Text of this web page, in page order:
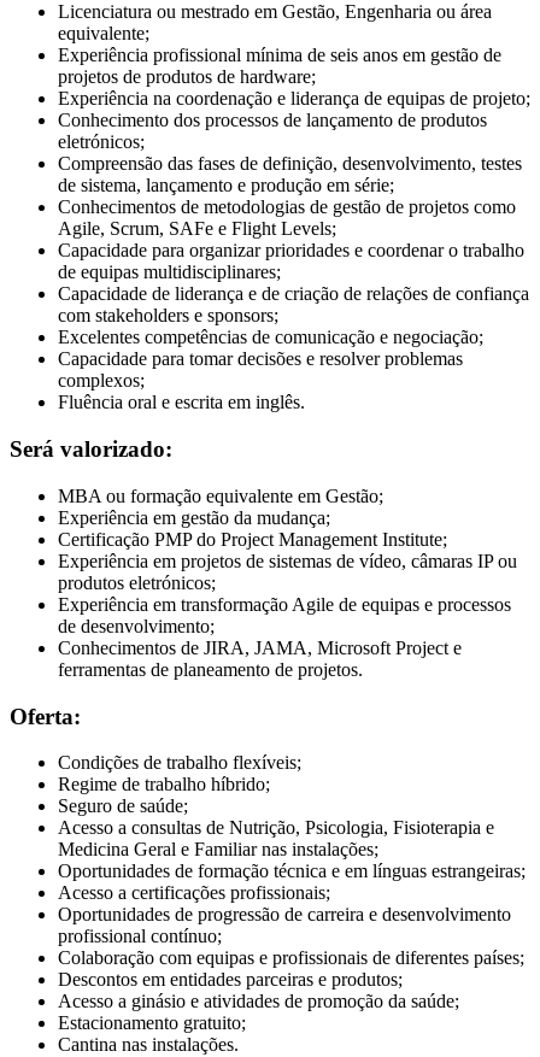
Licenciatura ou mestrado em Gestão, Engenharia ou área
equivalente;
Experiência profissional mínima de seis anos em gestão de
projetos de produtos de hardware;
Experiência na coordenação e liderança de equipas de projeto;
Conhecimento dos processos de lançamento de produtos
eletrónicos;
Compreensão das fases de definição, desenvolvimento, testes
de sistema, lançamento e produção em série;
Conhecimentos de metodologias de gestão de projetos como
Agile, Scrum, SAFe e Flight Levels;
Capacidade para organizar prioridades e coordenar o trabalho
de equipas multidisciplinares;
Capacidade de liderança e de criação de relações de confiança
com stakeholders e sponsors;
Excelentes competências de comunicação e negociação;
Capacidade para tomar decisões e resolver problemas
complexos;
Fluência oral e escrita em inglês.
Será valorizado:
MBA ou formação equivalente em Gestão;
Experiência em gestão da mudança;
Certificação PMP do Project Management Institute;
Experiência em projetos de sistemas de vídeo, câmaras IP ou
produtos eletrónicos;
Experiência em transformação Agile de equipas e processos
de desenvolvimento;
Conhecimentos de JIRA, JAMA, Microsoft Project e
ferramentas de planeamento de projetos.
Oferta:
Condições de trabalho flexíveis;
Regime de trabalho híbrido;
Seguro de saúde;
Acesso a consultas de Nutrição, Psicologia, Fisioterapia e
Medicina Geral e Familiar nas instalações;
Oportunidades de formação técnica e em línguas estrangeiras;
Acesso a certificações profissionais;
Oportunidades de progressão de carreira e desenvolvimento
profissional contínuo;
Colaboração com equipas e profissionais de diferentes países;
Descontos em entidades parceiras e produtos;
Acesso a ginásio e atividades de promoção da saúde;
Estacionamento gratuito;
Cantina nas instalações.